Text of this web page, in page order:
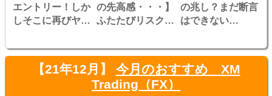
エントリー！しか
しそこに再びヤツ
の先高感・・・】
ふたたびリスクオ
始まるのか？
の兆し？まだ断言
はできない
【21年12月】 今月のおすすめ XM
Trading（FX）